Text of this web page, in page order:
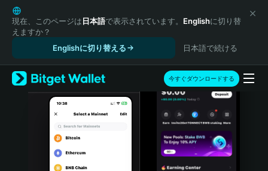
English
日本語
Tiếng Việt
Español (Latinoamérica)
Türkçe
Italiano
Português (Portugal)
現在、このページは日本語で表示されています。 Englishに切り替
えますか？
Englishに切り替える
日本語で続ける
今すぐダウンロードする